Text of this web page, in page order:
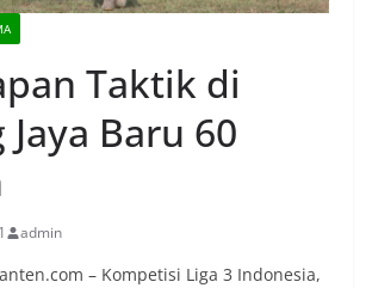
Taktik di
Jaya Baru 60
admin
– Kompetisi Liga 3 Indonesia,